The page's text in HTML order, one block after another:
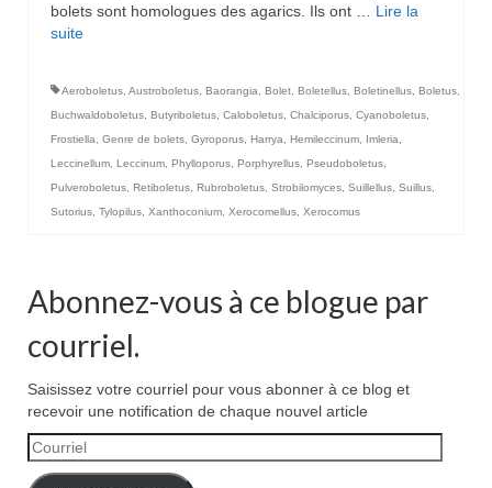
bolets sont homologues des agarics. Ils ont … Lire la
suite­­
Aeroboletus Austroboletus Baorangia Bolet Boletellus Boletinellus Boletus
Buchwaldoboletus Butyriboletus Caloboletus Chalciporus Cyanoboletus
Frostiella
Genre de bolets Gyroporus Harrya Hemileccinum Imleria
Leccinellum Leccinum Phylloporus Porphyrellus Pseudoboletus
Pulveroboletus Retiboletus Rubroboletus Strobilomyces Suillellus Suillus
Sutorius Tylopilus Xanthoconium Xerocomellus Xerocomus
Abonnez-vous à ce blogue par
courriel.
Saisissez votre courriel pour vous abonner à ce blog et
recevoir une notification de chaque nouvel article
Courriel